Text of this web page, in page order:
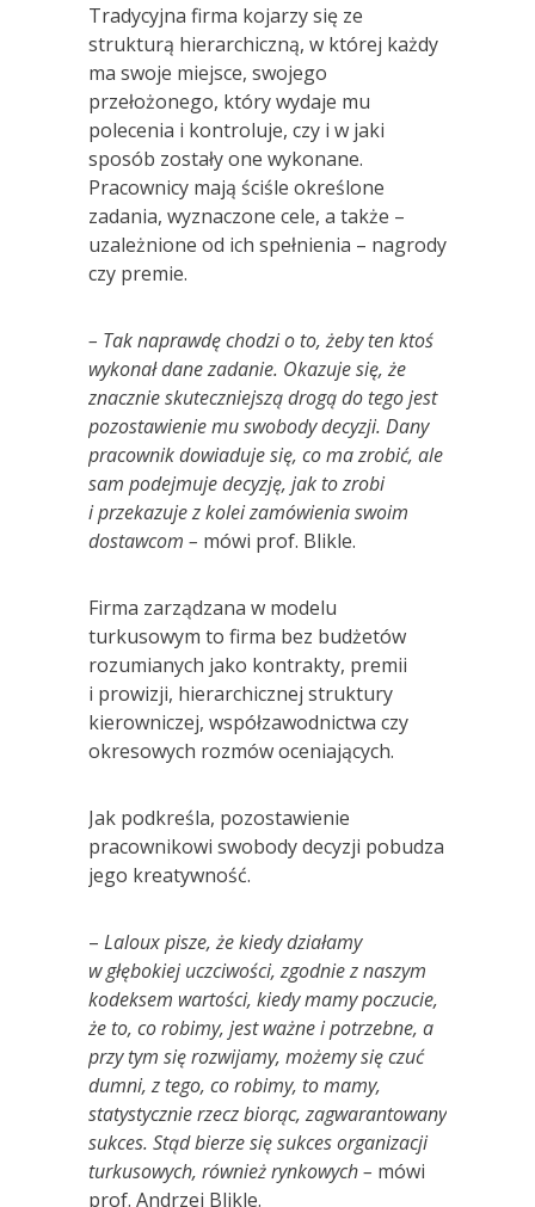
Tradycyjna firma kojarzy się ze
strukturą hierarchiczną, w której każdy
ma swoje miejsce, swojego
przełożonego, który wydaje mu
polecenia i kontroluje, czy i w jaki
sposób zostały one wykonane.
Pracownicy mają ściśle określone
zadania, wyznaczone cele, a także –
uzależnione od ich spełnienia – nagrody
czy premie.
– Tak naprawdę chodzi o to, żeby ten ktoś
wykonał dane zadanie. Okazuje się, że
znacznie skuteczniejszą drogą do tego jest
pozostawienie mu swobody decyzji. Dany
pracownik dowiaduje się, co ma zrobić, ale
sam podejmuje decyzję, jak to zrobi
i przekazuje z kolei zamówienia swoim
dostawcom – mówi prof. Blikle.
Firma zarządzana w modelu
turkusowym to firma bez budżetów
rozumianych jako kontrakty, premii
i prowizji, hierarchicznej struktury
kierowniczej, współzawodnictwa czy
okresowych rozmów oceniających.
Jak podkreśla, pozostawienie
pracownikowi swobody decyzji pobudza
jego kreatywność.
– Laloux pisze, że kiedy działamy
w głębokiej uczciwości, zgodnie z naszym
kodeksem wartości, kiedy mamy poczucie,
że to, co robimy, jest ważne i potrzebne, a
przy tym się rozwijamy, możemy się czuć
dumni, z tego, co robimy, to mamy,
statystycznie rzecz biorąc, zagwarantowany
sukces. Stąd bierze się sukces organizacji
turkusowych, również rynkowych – mówi
prof. Andrzej Blikle.